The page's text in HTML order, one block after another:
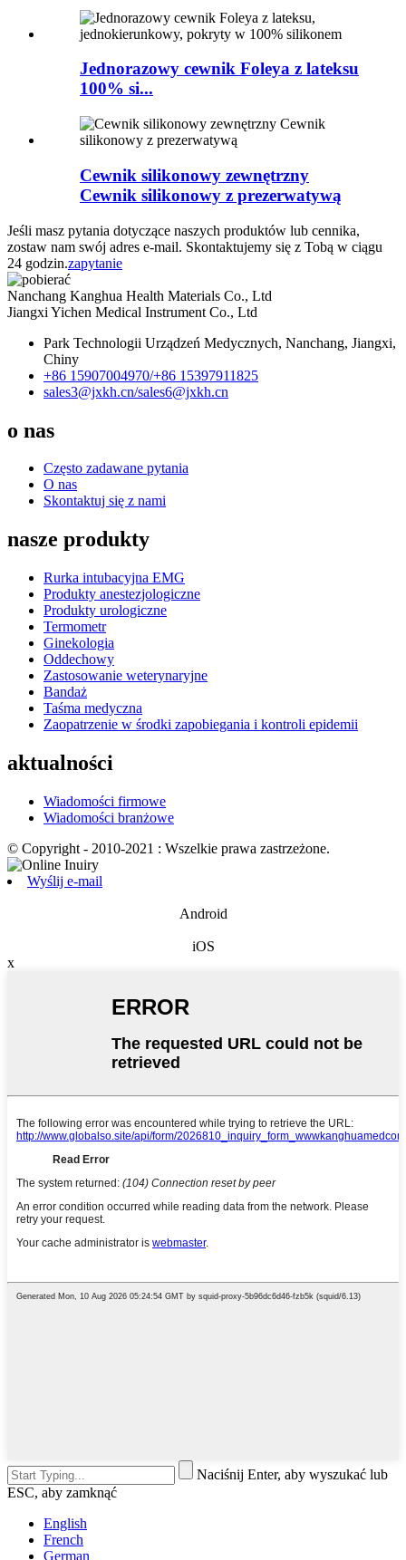
Jednorazowy cewnik Foleya z lateksu
100% si...
Cewnik silikonowy zewnętrzny
Cewnik silikonowy z prezerwatywą
Jeśli masz pytania dotyczące naszych produktów lub cennika,
zostaw nam swój adres e-mail. Skontaktujemy się z Tobą w ciągu
24 godzin.zapytanie
Nanchang Kanghua Health Materials Co., Ltd
Jiangxi Yichen Medical Instrument Co., Ltd
Park Technologii Urządzeń Medycznych, Nanchang, Jiangxi,
Chiny
+86 15907004970/+86 15397911825
sales3@jxkh.cn/sales6@jxkh.cn
o nas
Często zadawane pytania
O nas
Skontaktuj się z nami
nasze produkty
Rurka intubacyjna EMG
Produkty anestezjologiczne
Produkty urologiczne
Termometr
Ginekologia
Oddechowy
Zastosowanie weterynaryjne
Bandaż
Taśma medyczna
Zaopatrzenie w środki zapobiegania i kontroli epidemii
aktualności
Wiadomości firmowe
Wiadomości branżowe
© Copyright - 2010-2021 : Wszelkie prawa zastrzeżone.
Wyślij e-mail
Android
iOS
x
Naciśnij Enter, aby wyszukać lub
ESC, aby zamknąć
English
French
German